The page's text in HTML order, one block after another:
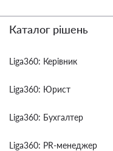
Каталог рішень
Liga360: Керівник
Liga360: Юрист
Liga360: Бухгалтер
Liga360: PR-менеджер